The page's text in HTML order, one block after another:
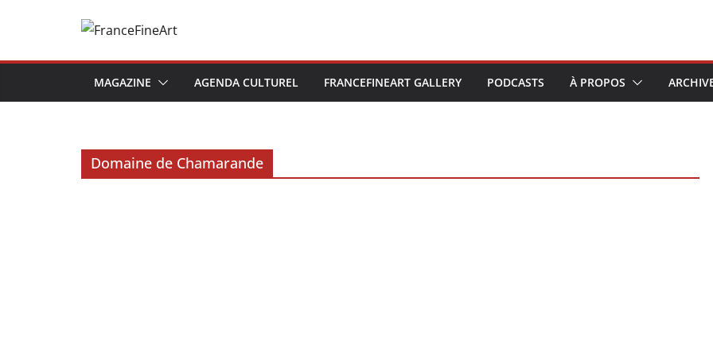
MAGAZINE AGENDA CULTUREL FRANCEFINEART GALLERY PODCASTS À PROPOS
Domaine de Chamarande